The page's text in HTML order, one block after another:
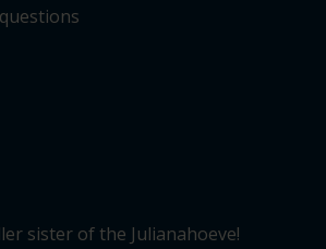
sister of the Julianahoeve!